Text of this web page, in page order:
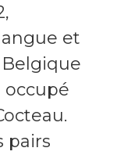
et
occupé
pairs